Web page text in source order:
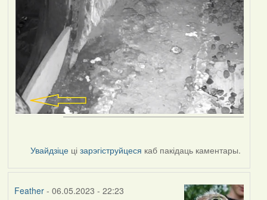
Увайдзіце цізарэгіструйцеся каб пакідаць каментары.
Feather- 06.05.2023 - 22:23